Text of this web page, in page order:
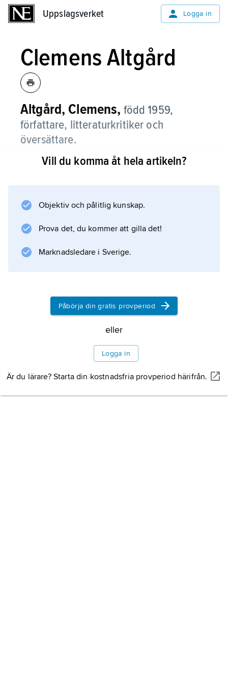
Uppslagsverket Logga in
Clemens Altgård
Altgård, Clemens, född 1959,
författare, litteraturkritiker och
översättare.
Tillsammans med Håkan Sandell, Per Linde,
Malmöligan i skiftet mellan 1980- och 90-talet.
stridsskriften
Om retrogardism
(1995), där de förespråkade en ny diktkonst
Vill du komma åt hela artikeln?
Objektiv och pålitlig kunskap.
Prova det, du kommer att gilla det!
Marknadsledare i Sverige.
Påbörja din gratis provperiod
eller
Logga in
Är du lärare? Starta din kostnadsfria provperiod härifrån.